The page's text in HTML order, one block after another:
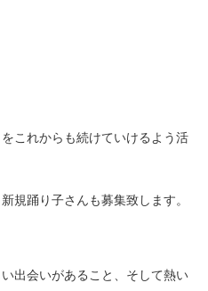
これからも続けていけるよう活
規踊り子さんも募集致します。
出会いがあること、そして熱い